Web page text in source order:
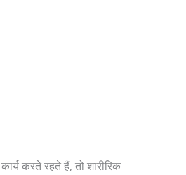
करते रहते हैं, तो शारीरिक